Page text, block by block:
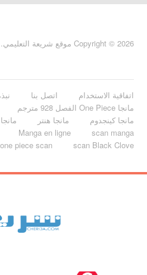
Copyright © 2026 موقع شريعة التعليمي. All Rights Reserved.
اتفاقية الاستخدام اتصل بنا
مانجا One Piece الفصل 928 مترجم
مانجا كينجدوم
مانجا هنتر
scan manga
Manga en ligne
scan Black Clove
one piece scan